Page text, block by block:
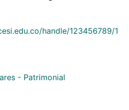
handle/123456789/1
- Patrimonial